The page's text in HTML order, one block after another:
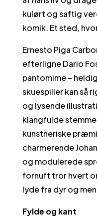
kulørt og saftig
komik. Et sted,
Ernesto Piga
efterligne Dario
pantomime –
skuespiller kan så
og lysende
klangfulde
kunstneriske
charmerende
og modulerede
fornuft tror hvert
lyde fra dyr og
Fylde og kant